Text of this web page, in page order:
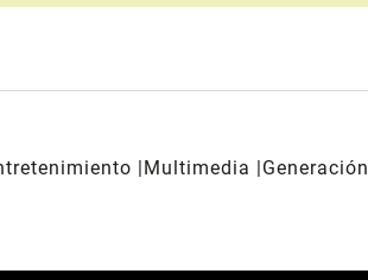
Multimedia
Generación